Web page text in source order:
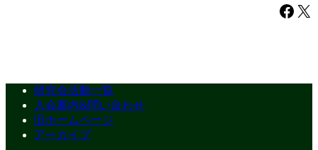
Facebook X
研究会活動一覧
入会案内&問い合わせ
旧ホームページ
アーカイブ